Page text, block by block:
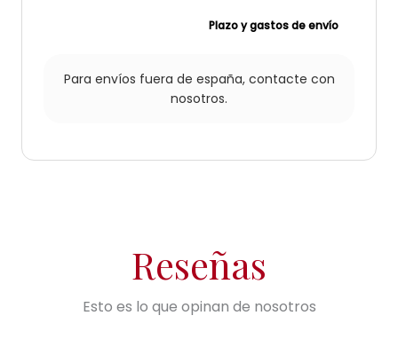
Plazo y gastos de envío
Para envíos fuera de españa, contacte con
nosotros.
Reseñas
Esto es lo que opinan de nosotros